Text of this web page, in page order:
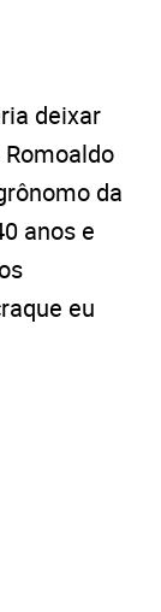
deixar
da
anos e
eu